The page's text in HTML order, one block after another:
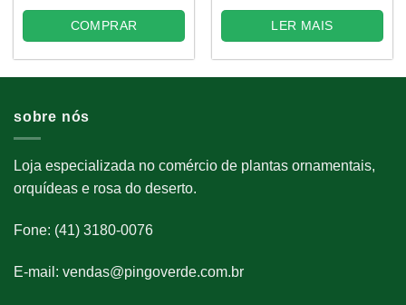
COMPRAR LER MAIS
sobre nós
Loja especializada no comércio de plantas ornamentais,
orquídeas e rosa do deserto.
Fone: (41) 3180-0076
E-mail: vendas@pingoverde.com.br